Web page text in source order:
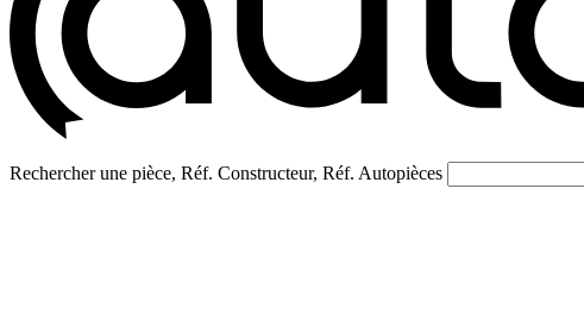
Rechercher une pièce, Réf. Constructeur, Réf. Autopièces